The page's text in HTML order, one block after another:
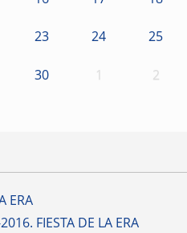
23 24 25
30 1 2
ERA
. FIESTA DE LA ERA